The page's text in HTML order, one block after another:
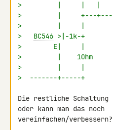
>         |     |   |
>         |     +---
>         |     |
> BC546 >|-1k-+
>        E|     |
>         |    1Ohm
>         |     |
>  -------+-----+
Die restliche
oder kann man das noch
vereinfachen/verbessern?